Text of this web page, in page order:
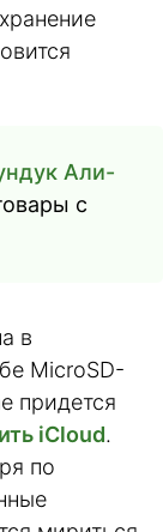
Али-
с
в
MicroSD-
придется
iCloud.
по